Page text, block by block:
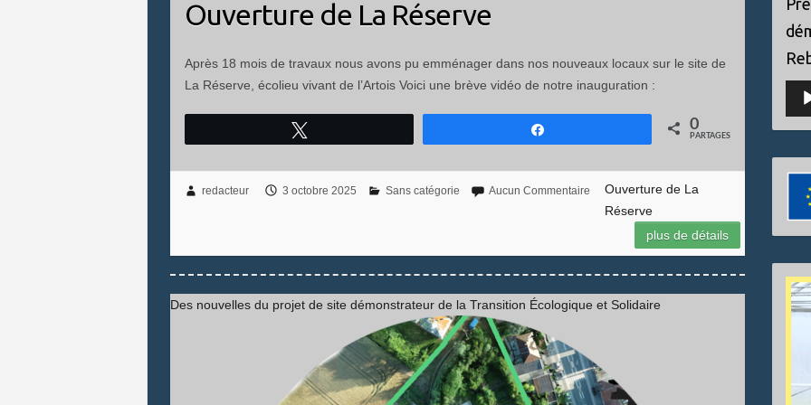
Ouverture de La Réserve
Après 18 mois de travaux nous avons pu emménager dans nos nouveaux locaux sur le site de
La Réserve, écolieu vivant de l’Artois Voici une brève vidéo de notre inauguration :
0
PARTAGES
redacteur 3 octobre 2025 Sans catégorie Aucun Commentaire
Ouverture de La
Réserve
plus de détails
Des nouvelles du projet de site démonstrateur de la Transition Écologique et Solidaire